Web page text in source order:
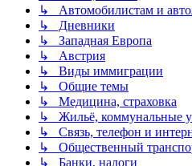
↳ Автомобилистам и
↳ Дневники
↳ Западная Европа
↳ Австрия
↳ Виды иммиграции
↳ Общие темы
↳ Медицина, страховка
↳ Жильё, коммунальные
↳ Связь, телефон и
↳ Общественный
↳ Банки, налоги